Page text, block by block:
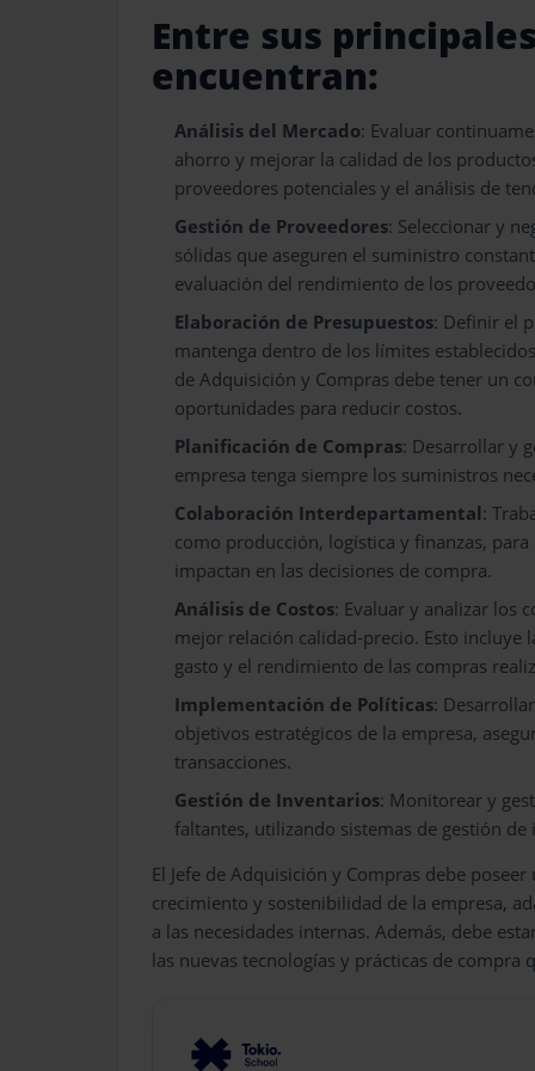
Entre sus
encuentran:
Análisis del Mercado: Evaluar
ahorro y mejorar la calidad de los
proveedores potenciales y el análisis de
Gestión de Proveedores: Seleccionar y
sólidas que aseguren el suministro
evaluación del rendimiento de los
Elaboración de Presupuestos: Definir el
mantenga dentro de los límites
de Adquisición y Compras debe tener un
oportunidades para reducir costos.
Planificación de Compras: Desarrollar y
empresa tenga siempre los suministros
Colaboración Interdepartamental:
como producción, logística y finanzas, para
impactan en las decisiones de compra.
Análisis de Costos: Evaluar y analizar los
mejor relación calidad-precio. Esto incluye
gasto y el rendimiento de las compras
Implementación de Políticas:
objetivos estratégicos de la empresa,
transacciones.
Gestión de Inventarios: Monitorear y
faltantes, utilizando sistemas de gestión
El Jefe de Adquisición y Compras debe
crecimiento y sostenibilidad de la empresa,
a las necesidades internas. Además, debe
las nuevas tecnologías y prácticas de compra